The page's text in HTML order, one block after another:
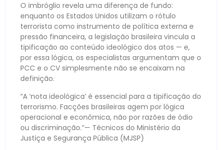
O imbróglio revela uma diferença de fundo:
enquanto os Estados Unidos utilizam o rótulo
terrorista como instrumento de política externa e
pressão financeira, a legislação brasileira vincula a
tipificação ao conteúdo ideológico dos atos — e,
por essa lógica, os especialistas argumentam que o
PCC e o CV simplesmente não se encaixam na
definição.
“A ‘nota ideológica’ é essencial para a tipificação do
terrorismo. Facções brasileiras agem por lógica
operacional e econômica, não por razões de ódio
ou discriminação.”— Técnicos do Ministério da
Justiça e Segurança Pública (MJSP)